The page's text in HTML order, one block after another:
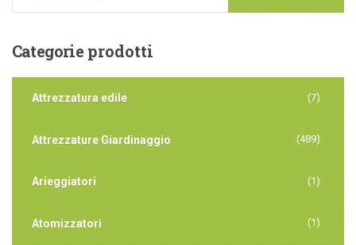
Categorieprodotti
Attrezzatura edile (7)
Attrezzature Giardinaggio (489)
Arieggiatori (1)
Atomizzatori (1)